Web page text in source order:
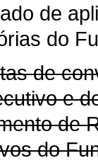
de
do
de
e
de
do